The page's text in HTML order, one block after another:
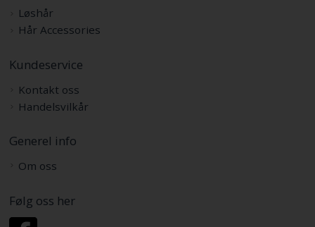
Løshår
Hår Accessories
Kundeservice
Kontakt oss
Handelsvilkår
Generel info
Om oss
Følg oss her